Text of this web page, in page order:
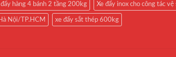
đẩy hàng 4 bánh 2 tầng 200kg Xe đẩy inox cho công tác vệ
Nội/TP.HCM xe đẩy sắt thép 600kg